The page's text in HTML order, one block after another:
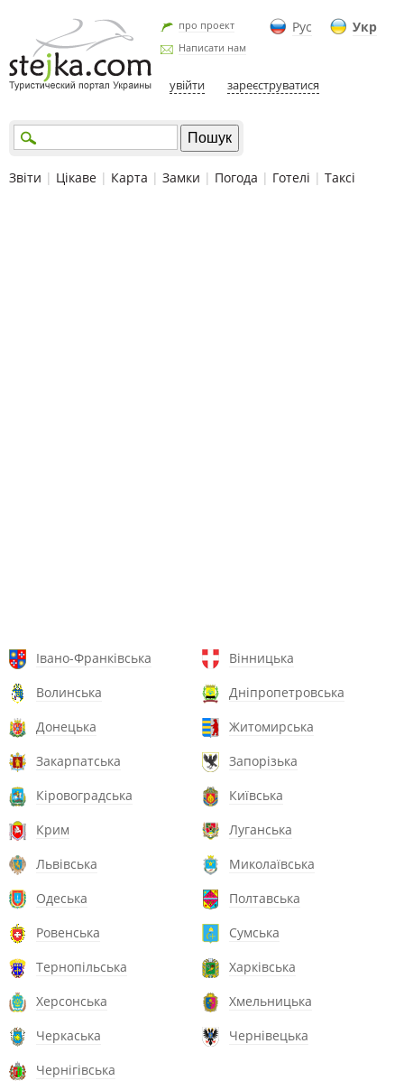
Рус Укр
про проект
Написати нам
увійти зареєструватися
Звіти | Цікаве | Карта | Замки | Погода | Готелі | Таксі
Івано-Франківська
Вінницька
Волинська
Дніпропетровська
Донецька
Житомирська
Закарпатська
Запорізька
Кіровоградська
Київська
Крим
Луганська
Львівська
Миколаївська
Одеська
Полтавська
Ровенська
Сумська
Тернопільська
Харківська
Херсонська
Хмельницька
Черкаська
Чернівецька
Чернігівська